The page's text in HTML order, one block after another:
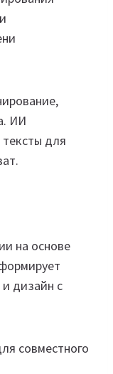
ИИ
для
на основе
и дизайн с
совместного